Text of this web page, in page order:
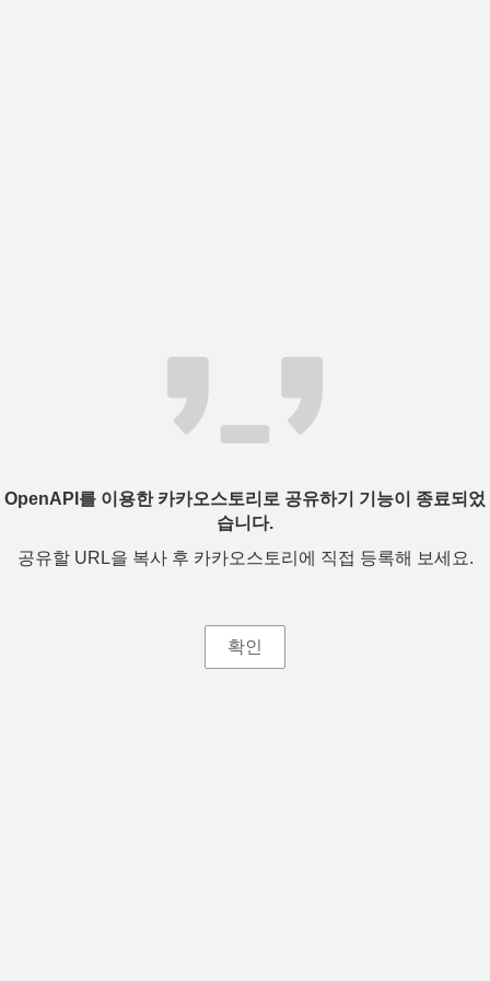
OpenAPI를 이용한 카카오스토리로 공유하기 기능이 종료되었
습니다.
공유할 URL을 복사 후 카카오스토리에 직접 등록해 보세요.
확인